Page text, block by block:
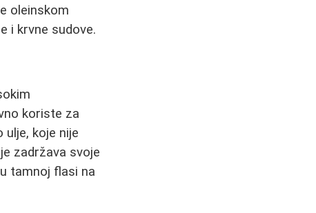
oleinskom
i krvne sudove.
koriste za
koje nije
zadržava svoje
tamnoj flasi na